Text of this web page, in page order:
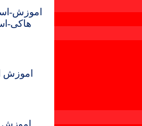
اموزش-
هاکی-
اموزش